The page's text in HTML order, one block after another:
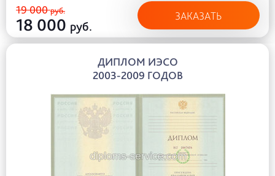
19 000руб.
18 000 руб.
ЗАКАЗАТЬ
ДИПЛОМ ИЭСО
2003-2009 ГОДОВ